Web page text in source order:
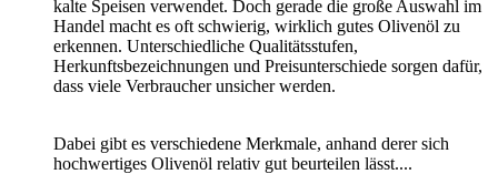
kalte Speisen verwendet. Doch gerade die große Auswahl im
Handel macht es oft schwierig, wirklich gutes Olivenöl zu
erkennen. Unterschiedliche Qualitätsstufen,
Herkunftsbezeichnungen und Preisunterschiede sorgen dafür,
dass viele Verbraucher unsicher werden.
Dabei gibt es verschiedene Merkmale, anhand derer sich
hochwertiges Olivenöl relativ gut beurteilen lässt....